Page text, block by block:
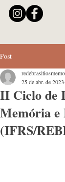
Post
II Ciclo de
Memória e
(IFRS/
25 de abr. de 2023